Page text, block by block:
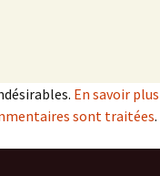
En savoir plus
sont traitées.